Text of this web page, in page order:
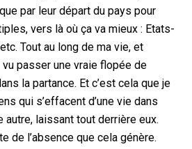
par leur départ du pays pour
vers là où ça va mieux : Etats-
Tout au long de ma vie, et
vu passer une vraie flopée de
la partance. Et c’est cela que je
qui s’effacent d’une vie dans
autre, laissant tout derrière eux.
de l’absence que cela génère.